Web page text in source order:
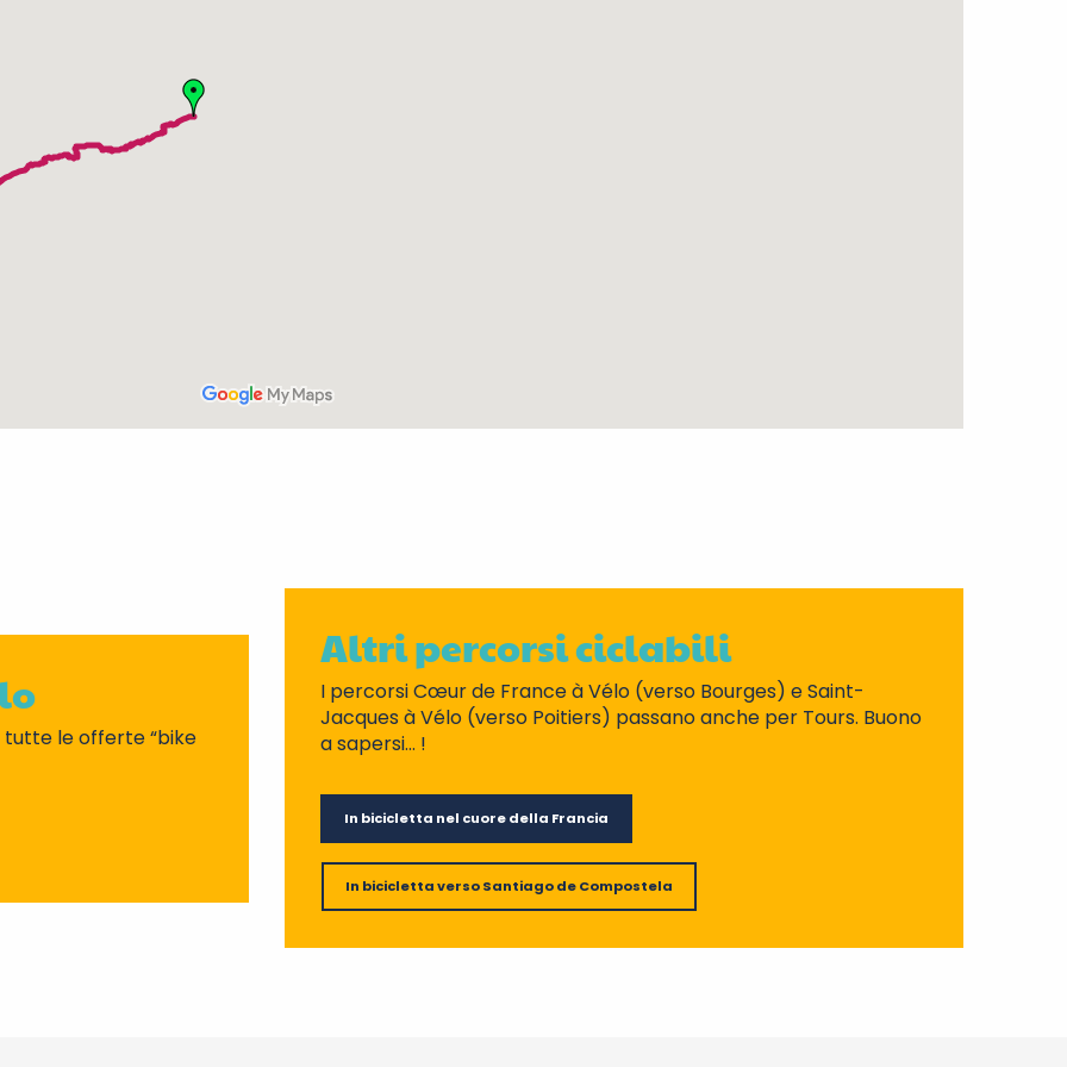
tutte le offerte “bike
Altri percorsi ciclabili
I percorsi Cœur de France à Vélo (verso Bourges) e Saint-
Jacques à Vélo (verso Poitiers) passano anche per Tours. Buono
a sapersi… !
In bicicletta nel cuore della Francia
In bicicletta verso Santiago de Compostela